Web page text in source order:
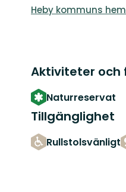
Heby kommuns
Aktiviteter och
Naturreservat
Tillgänglighet
Rullstolsvänligt